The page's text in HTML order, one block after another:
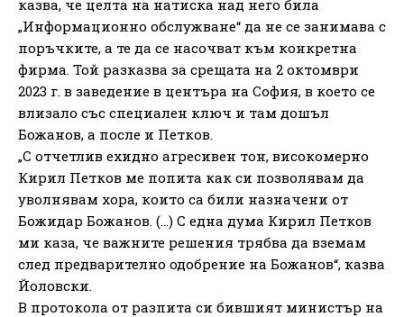
казва, че целта на натиска над него била
„Информационно обслужване“ да не се занимава с
поръчките, а те да се насочват към конкретна
фирма. Той разказва за срещата на 2 октомври
2023 г. в заведение в центъра на София, в което се
влизало със специален ключ и там дошъл
Божанов, а после и Петков.
„С отчетлив ехидно агресивен тон, високомерно
Кирил Петков ме попита как си позволявам да
уволнявам хора, които са били назначени от
Божидар Божанов. (…) С една дума Кирил Петков
ми каза, че важните решения трябва да вземам
след предварително одобрение на Божанов“, казва
Йоловски.
В протокола от разпита си бившият министър на